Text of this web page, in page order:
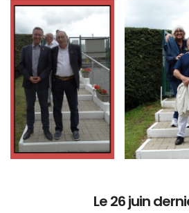
Branding
ARMCHAIR ARMCHAIR
Le 26 juin